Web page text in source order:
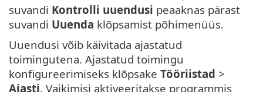
suvandi Kontrolli uuendusi peaaknas pärast
suvandi Uuenda klõpsamist põhimenüüs.
Uuendusi võib käivitada ajastatud
toimingutena. Ajastatud toimingu
konfigureerimiseks klõpsake Tööriistad >
Ajasti. Vaikimisi aktiveeritakse programmis